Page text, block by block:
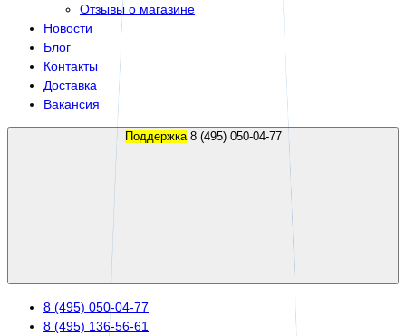
Отзывы о магазине
Новости
Блог
Контакты
Доставка
Вакансия
Поддержка 8 (495) 050-04-77
8 (495) 050-04-77
8 (495) 136-56-61